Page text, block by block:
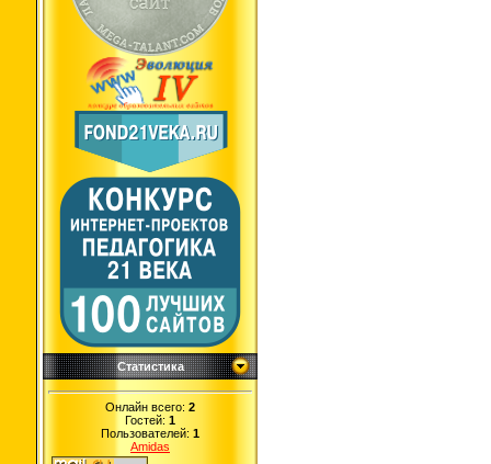
Статистика
Онлайн всего: 2
Гостей: 1
Пользователей: 1
Amidas